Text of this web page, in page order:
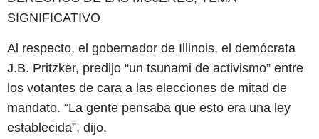
SIGNIFICATIVO
Al respecto, el gobernador de Illinois, el demócrata
J.B. Pritzker, predijo “un tsunami de activismo” entre
los votantes de cara a las elecciones de mitad de
mandato. “La gente pensaba que esto era una ley
establecida”, dijo.